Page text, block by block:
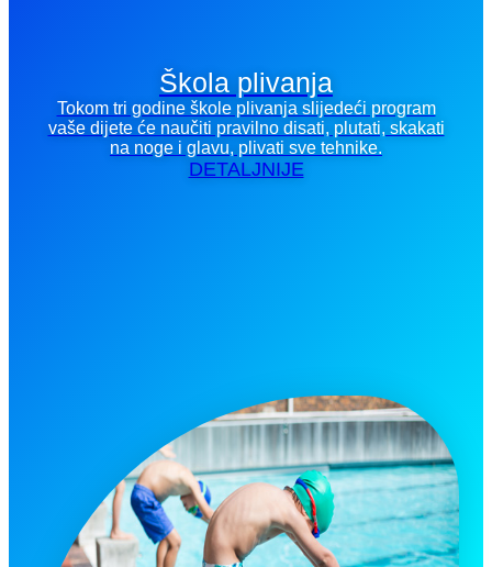
Škola plivanja
Tokom tri godine škole plivanja slijedeći program
vaše dijete će naučiti pravilno disati, plutati, skakati
na noge i glavu, plivati sve tehnike.
DETALJNIJE